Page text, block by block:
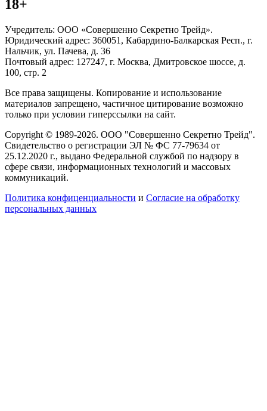
18+
Учредитель: ООО «Совершенно Секретно Трейд».
Юридический адрес: 360051, Кабардино-Балкарская Респ., г.
Нальчик, ул. Пачева, д. 36
Почтовый адрес: 127247, г. Москва, Дмитровское шоссе, д.
100, стр. 2
Все права защищены. Копирование и использование
материалов запрещено, частичное цитирование возможно
только при условии гиперссылки на сайт.
Copyright © 1989-2026. ООО "Совершенно Секретно Трейд".
Свидетельство о регистрации ЭЛ № ФС 77-79634 от
25.12.2020 г., выдано Федеральной службой по надзору в
сфере связи, информационных технологий и массовых
коммуникаций.
Политика конфиценциальности и Согласие на обработку
персональных данных